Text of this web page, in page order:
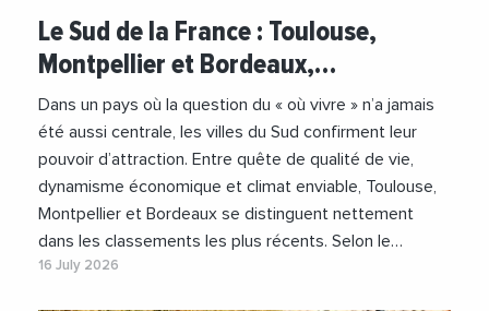
#HauteGaronne
#Marseille
#NouvelleAquitaine
#Occitanie
#ProvenceAlpesCoteDAzur
#Toulouse
#Analyse
#AnalyseEconomique
#Attractivite
#Emploi
#Jeunesse
#Logement
Le Sud de la France : Toulouse,
Montpellier et Bordeaux,…
Dans un pays où la question du « où vivre » n’a jamais
été aussi centrale, les villes du Sud confirment leur
pouvoir d’attraction. Entre quête de qualité de vie,
dynamisme économique et climat enviable, Toulouse,
Montpellier et Bordeaux se distinguent nettement
dans les classements les plus récents. Selon le…
16 July 2026